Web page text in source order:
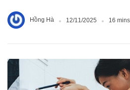
Hồng Hà 12/11/2025 16